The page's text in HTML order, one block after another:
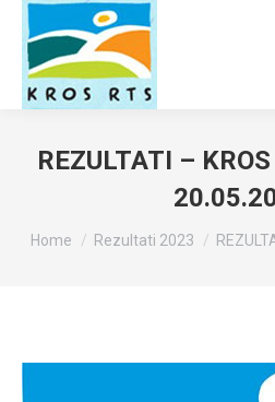
REZULTATI –
You are here:
Home Rezultati 2023